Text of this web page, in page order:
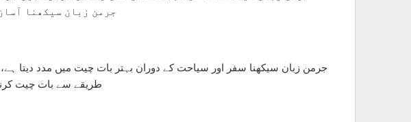
جرمن زبان سیکھنا
جرمن زبان سیکھنا سفر اور سیاحت کے دوران بہتر بات چیت میں مدد دیتا
طریقے سے بات چیت